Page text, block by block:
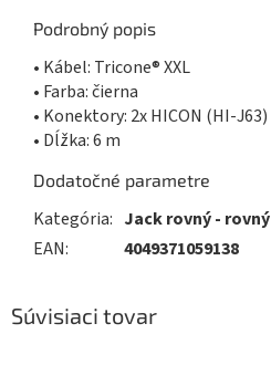
Podrobný popis
• Kábel: Tricone® XXL
• Farba: čierna
• Konektory: 2x HICON (HI-J63)
• Dĺžka: 6 m
Dodatočné parametre
Kategória: Jack rovný - rovný
EAN: 4049371059138
Súvisiaci tovar